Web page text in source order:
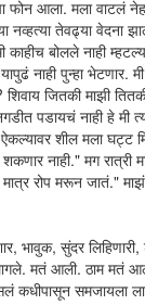
फोन आला. मला वाटलं
नव्हत्या तेवढ्या वेदना
काहीच बोलले नाही
नाही पुन्हा भेटणार.
जितकी माझी
पडायचं नाही हे मी त्या
शील मला घट्ट
नाही." मग रात्री
रोप मरून जातं." माझं
भावुक, सुंदर
मतं आली. ठाम मतं
कधीपासून समजायला